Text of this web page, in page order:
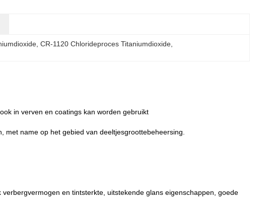
, CR-1120 Chlorideproces Titaniumdioxide
in verven en coatings kan worden gebruikt
name op het gebied van deeltjesgroottebeheersing.
en tintsterkte, uitstekende glans eigenschappen, goede